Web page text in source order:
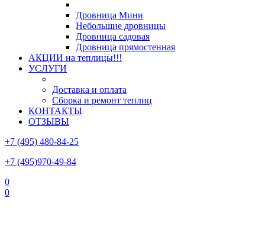
Дровница Мини
Небольшие дровницы
Дровница садовая
Дровница прямостенная
АКЦИИ на теплицы!!!
УСЛУГИ
Доставка и оплата
Сборка и ремонт теплиц
КОНТАКТЫ
ОТЗЫВЫ
+7 (495) 480-84-25
+7 (495)970-49-84
0
0